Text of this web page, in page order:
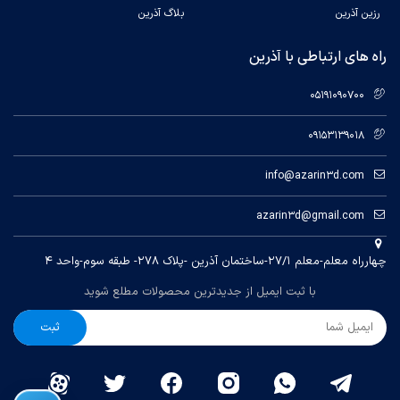
40mm/sرزین آذرین بلاگ آذرین
راه های ارتباطی با آذرین
05191090700
09153139018
info@azarin3d.com
azarin3d@gmail.com
چهارراه معلم-معلم ۲۷/۱-ساختمان آذرین -پلاک ۲۷۸- طبقه سوم-واحد ۴
با ثبت ایمیل از جدیدترین محصولات مطلع شوید
ثبت